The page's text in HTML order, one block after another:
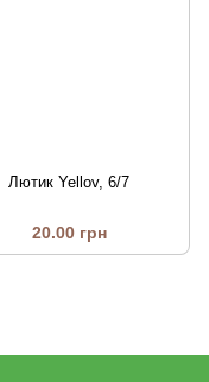
Лютик Yellov, 6/7
20.00 грн